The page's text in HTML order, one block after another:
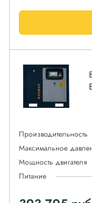
Производительность
Максимальное
Мощность двигателя
Питание